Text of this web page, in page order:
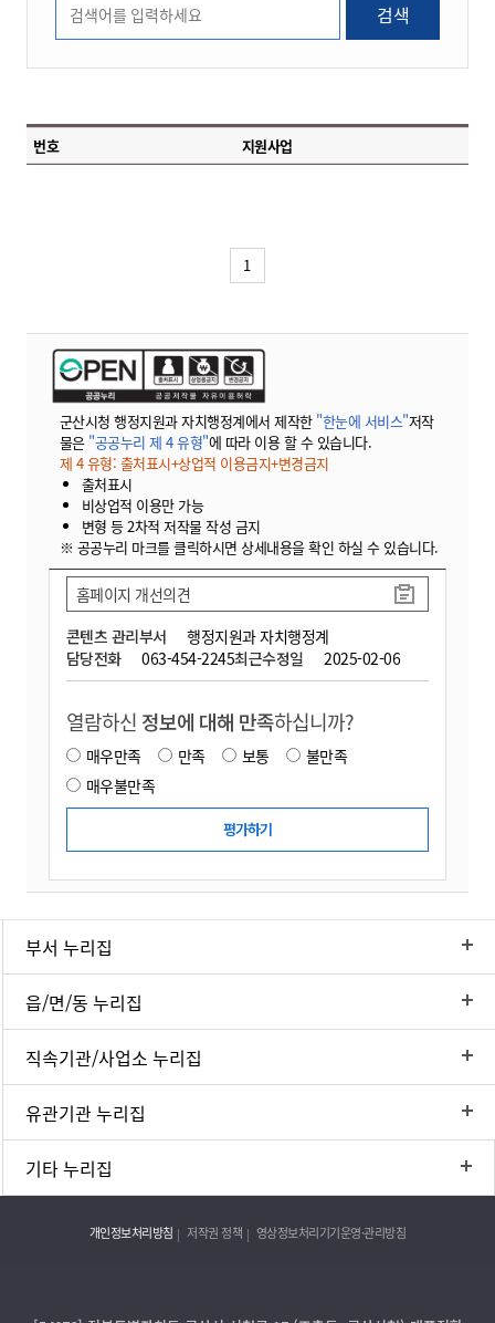
검색
번호 지원사업
1
군산시청 행정지원과 자치행정계에서 제작한 "한눈에 서비스"저작
물은 "공공누리 제 4 유형"에 따라 이용 할 수 있습니다.
제 4 유형: 출처표시+상업적 이용금지+변경금지
출처표시
비상업적 이용만 가능
변형 등 2차적 저작물 작성 금지
※ 공공누리 마크를 클릭하시면 상세내용을 확인 하실 수 있습니다.
콘텐츠 관리부서
행정지원과 자치행정계
담당전화
063-454-2245최근수정일 2025-02-06
홈페이지 개선의견
열람하신 정보에 대해 만족하십니까?
매우만족 만족 보통
불만족
매우불만족
부서 누리집
읍/면/동 누리집
직속기관/사업소 누리집
유관기관 누리집
기타 누리집
개인정보처리방침 저작권 정책 영상정보처리기기운영·관리방침